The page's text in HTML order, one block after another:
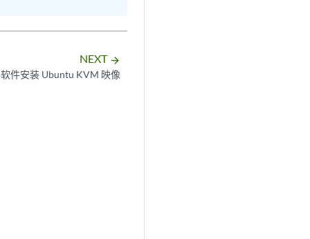
NEXT arrow_forward
件安装 Ubuntu KVM 映像